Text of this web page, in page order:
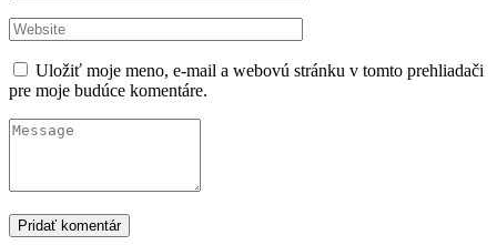
Uložiť moje meno, e-mail a webovú stránku v tomto prehliadači
pre moje budúce komentáre.